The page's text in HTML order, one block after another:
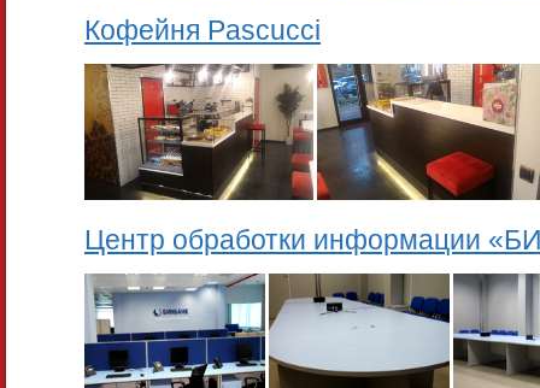
Кофейня Pascucci
Центр обработки информации